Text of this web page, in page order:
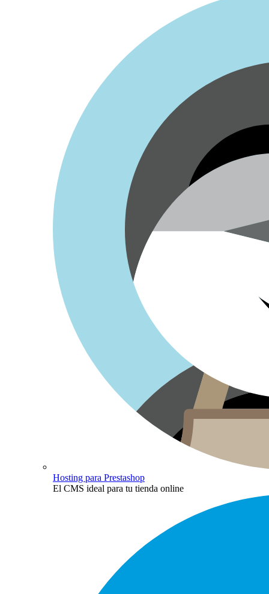
Hosting para Prestashop
El CMS ideal para tu tienda online